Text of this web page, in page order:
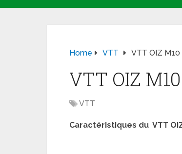
Home VTT VTT OIZ M10
VTT OIZ
VTT
Caractéristiques du VTT OIZ